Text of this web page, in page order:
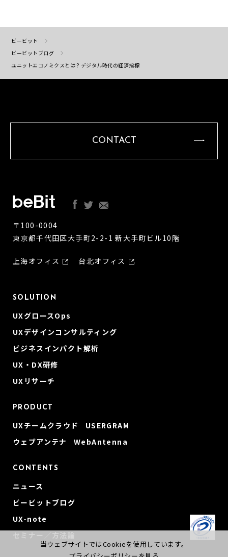
ビービット
ビービットブログ
ユニットエコノミクスとは？デジタル時代の経済指標
CONTACT
〒100-0004
東京都千代田区大手町2-2-1 新大手町ビル10階
上海オフィス 台北オフィス
SOLUTION
UXグロースOps
UXデザインコンサルティング
ビジネスインパクト解析
UX・DX研修
UXリサーチ
PRODUCT
UXチームクラウド USERGRAM
ウェブアンテナ WebAntenna
CONTENTS
ニュース
ビービットブログ
UX-note
セミナー／方法論
当ウェブサイトではCookieを使用しています。